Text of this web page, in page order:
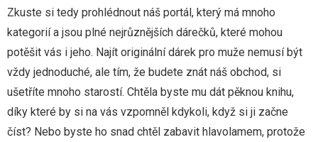
Peníze
Služby
Sport
Web
Zkuste si tedy prohlédnout náš portál, který má mnoho
kategorií a jsou plné nejrůznějších dárečků, které mohou
potěšit vás i jeho. Najít originální dárek pro muže nemusí být
vždy jednoduché, ale tím, že budete znát náš obchod, si
ušetříte mnoho starostí. Chtěla byste mu dát pěknou knihu,
díky které by si na vás vzpomněl kdykoli, když si ji začne
číst? Nebo byste ho snad chtěl zabavit hlavolamem, protože